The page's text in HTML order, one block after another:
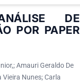
DE
POR PAPER
Amauri Geraldo De
Vieira Nunes; Carla